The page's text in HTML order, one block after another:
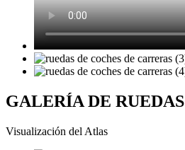
GALERÍA DE RUEDAS
Visualización del Atlas